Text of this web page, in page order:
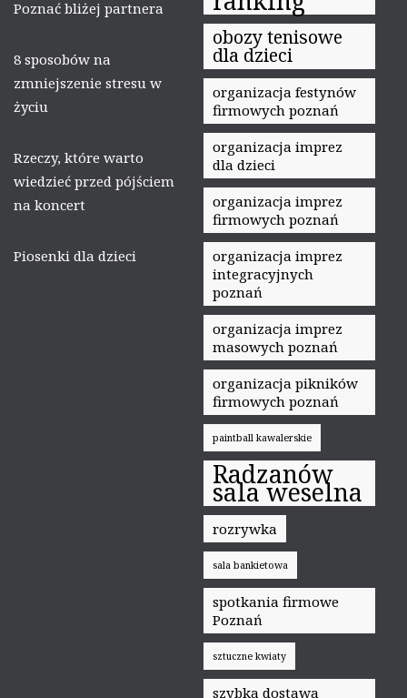
Poznać bliżej partnera
8 sposobów na
zmniejszenie stresu w
życiu
Rzeczy, które warto
wiedzieć przed pójściem
na koncert
Piosenki dla dzieci
obozy tenisowe
dla dzieci
organizacja festynów
firmowych poznań
organizacja imprez
dla dzieci
organizacja imprez
firmowych poznań
organizacja imprez
integracyjnych
poznań
organizacja imprez
masowych poznań
organizacja pikników
firmowych poznań
paintball kawalerskie
Radzanów
sala weselna
rozrywka
sala bankietowa
spotkania firmowe
Poznań
sztuczne kwiaty
szybka dostawa